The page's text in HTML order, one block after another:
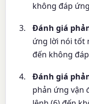
không đáp
Đánh giá
ứng lời nói tốt
đến không
Đánh giá
phản ứng vận